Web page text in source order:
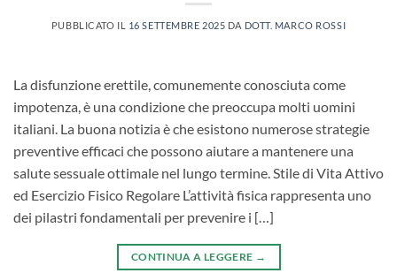
PUBBLICATO IL 16 SETTEMBRE 2025 DA DOTT. MARCO ROSSI
La disfunzione erettile, comunemente conosciuta come
impotenza, è una condizione che preoccupa molti uomini
italiani. La buona notizia è che esistono numerose strategie
preventive efficaci che possono aiutare a mantenere una
salute sessuale ottimale nel lungo termine. Stile di Vita Attivo
ed Esercizio Fisico Regolare L’attività fisica rappresenta uno
dei pilastri fondamentali per prevenire i […]
CONTINUA A LEGGERE →